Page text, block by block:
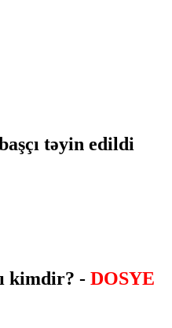
təyin edildi
kimdir? - DOSYE